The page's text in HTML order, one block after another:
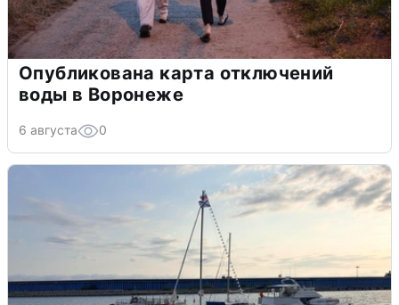
Опубликована карта отключений
воды в Воронеже
6 августа 0